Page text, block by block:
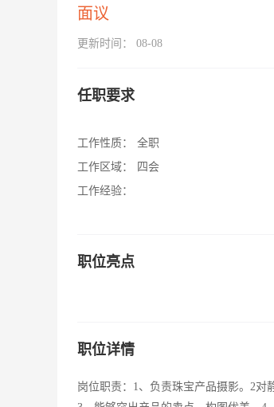
面议
更新时间： 08-08
任职要求
工作性质：
全职
工作区域：
四会
工作经验：
职位亮点
职位详情
岗位职责：1、负责珠宝产品摄影。2对